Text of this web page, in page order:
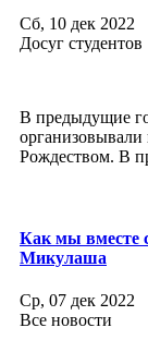
Сб, 10 дек 2022
Досуг студентов
В предыдущие
организовывали
Рождеством. В
Как мы вместе
Микулаша
Ср, 07 дек 2022
Все новости